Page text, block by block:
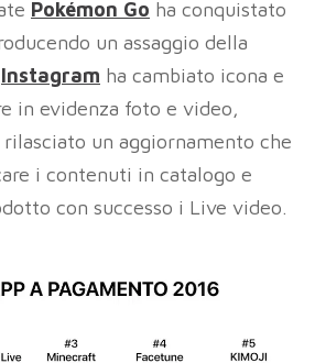
Pokémon Go ha conquistato
un assaggio della
Instagram ha cambiato icona e
in evidenza foto e video,
rilasciato un aggiornamento che
i contenuti in catalogo e
con successo i Live video.